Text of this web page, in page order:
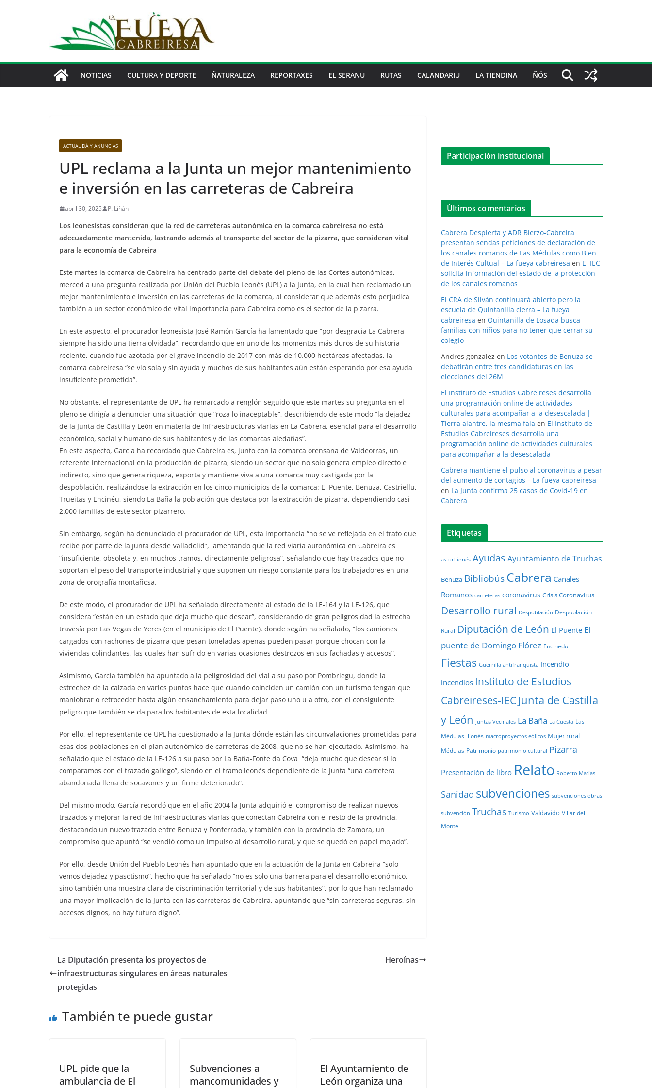
NOTICIAS CULTURA Y DEPORTE ÑATURALEZA REPORTAXES EL SERANU RUTAS CALANDARIU LA TIENDINA ÑÓS
ACTUALIDÁ Y ANUNCIAS
UPL reclama a la Junta un mejor mantenimiento
e inversión en las carreteras de Cabreira
abril 30, 2025 P. Liñán
Los leonesistas consideran que la red de carreteras autonómica en la comarca cabreiresa no está
adecuadamente mantenida, lastrando además al transporte del sector de la pizarra, que consideran vital
para la economía de Cabreira
Este martes la comarca de Cabreira ha centrado parte del debate del pleno de las Cortes autonómicas,
merced a una pregunta realizada por Unión del Pueblo Leonés (UPL) a la Junta, en la cual han reclamado un
mejor mantenimiento e inversión en las carreteras de la comarca, al considerar que además esto perjudica
también a un sector económico de vital importancia para Cabreira como es el sector de la pizarra.
En este aspecto, el procurador leonesista José Ramón García ha lamentado que “por desgracia La Cabrera
siempre ha sido una tierra olvidada”, recordando que en uno de los momentos más duros de su historia
reciente, cuando fue azotada por el grave incendio de 2017 con más de 10.000 hectáreas afectadas, la
comarca cabreiresa “se vio sola y sin ayuda y muchos de sus habitantes aún están esperando por esa ayuda
insuficiente prometida”.
No obstante, el representante de UPL ha remarcado a renglón seguido que este martes su pregunta en el
pleno se dirigía a denunciar una situación que “roza lo inaceptable”, describiendo de este modo “la dejadez
de la Junta de Castilla y León en materia de infraestructuras viarias en La Cabrera, esencial para el desarrollo
económico, social y humano de sus habitantes y de las comarcas aledañas”.
En este aspecto, García ha recordado que Cabreira es, junto con la comarca orensana de Valdeorras, un
referente internacional en la producción de pizarra, siendo un sector que no solo genera empleo directo e
indirecto, sino que genera riqueza, exporta y mantiene viva a una comarca muy castigada por la
despoblación, realizándose la extracción en los cinco municipios de la comarca: El Puente, Benuza, Castriellu,
Trueitas y Encinéu, siendo La Baña la población que destaca por la extracción de pizarra, dependiendo casi
2.000 familias de este sector pizarrero.
Sin embargo, según ha denunciado el procurador de UPL, esta importancia “no se ve reflejada en el trato que
recibe por parte de la Junta desde Valladolid”, lamentando que la red viaria autonómica en Cabreira es
“insuficiente, obsoleta y, en muchos tramos, directamente peligrosa”, señalando que hay trazados que no
soportan el peso del transporte industrial y que suponen un riesgo constante para los trabajadores en una
zona de orografía montañosa.
De este modo, el procurador de UPL ha señalado directamente al estado de la LE-164 y la LE-126, que
considera “están en un estado que deja mucho que desear”, considerando de gran peligrosidad la estrecha
travesía por Las Vegas de Yeres (en el municipio de El Puente), donde según ha señalado, “los camiones
cargados con rachones de pizarra que pesan toneladas apenas pueden pasar porque chocan con la
viviendas colindantes, las cuales han sufrido en varias ocasiones destrozos en sus fachadas y accesos”.
Asimismo, García también ha apuntado a la peligrosidad del vial a su paso por Pombriegu, donde la
estrechez de la calzada en varios puntos hace que cuando coinciden un camión con un turismo tengan que
maniobrar o retroceder hasta algún ensanchamiento para dejar paso uno u a otro, con el consiguiente
peligro que también se da para los habitantes de esta localidad.
Por ello, el representante de UPL ha cuestionado a la Junta dónde están las circunvalaciones prometidas para
esas dos poblaciones en el plan autonómico de carreteras de 2008, que no se han ejecutado. Asimismo, ha
señalado que el estado de la LE-126 a su paso por La Baña-Fonte da Cova “deja mucho que desear si lo
comparamos con el trazado gallego”, siendo en el tramo leonés dependiente de la Junta “una carretera
abandonada llena de socavones y un firme deteriorado”.
Del mismo modo, García recordó que en el año 2004 la Junta adquirió el compromiso de realizar nuevos
trazados y mejorar la red de infraestructuras viarias que conectan Cabreira con el resto de la provincia,
destacando un nuevo trazado entre Benuza y Ponferrada, y también con la provincia de Zamora, un
compromiso que apuntó “se vendió como un impulso al desarrollo rural, y que se quedó en papel mojado”.
Por ello, desde Unión del Pueblo Leonés han apuntado que en la actuación de la Junta en Cabreira “solo
vemos dejadez y pasotismo”, hecho que ha señalado “no es solo una barrera para el desarrollo económico,
sino también una muestra clara de discriminación territorial y de sus habitantes”, por lo que han reclamado
una mayor implicación de la Junta con las carreteras de Cabreira, apuntando que “sin carreteras seguras, sin
accesos dignos, no hay futuro digno”.
La Diputación presenta los proyectos de
infraestructuras singulares en áreas naturales
protegidas
Heroínas
También te puede gustar
UPL pide que la
ambulancia de El
Subvenciones a
mancomunidades y
El Ayuntamiento de
León organiza una
Participación institucional
Últimos comentarios
Cabrera Despierta y ADR Bierzo-Cabreira
presentan sendas peticiones de declaración de
los canales romanos de Las Médulas como Bien
de Interés Cultual – La fueya cabreiresa en El IEC
solicita información del estado de la protección
de los canales romanos
El CRA de Silván continuará abierto pero la
escuela de Quintanilla cierra – La fueya
cabreiresa en Quintanilla de Losada busca
familias con niños para no tener que cerrar su
colegio
Andres gonzalez en Los votantes de Benuza se
debatirán entre tres candidaturas en las
elecciones del 26M
El Instituto de Estudios Cabreireses desarrolla
una programación online de actividades
culturales para acompañar a la desescalada |
Tierra alantre, la mesma fala en El Instituto de
Estudios Cabreireses desarrolla una
programación online de actividades culturales
para acompañar a la desescalada
Cabrera mantiene el pulso al coronavirus a pesar
del aumento de contagios – La fueya cabreiresa
en La Junta confirma 25 casos de Covid-19 en
Cabrera
Etiquetas
asturllionés Ayudas Ayuntamiento de Truchas
Benuza BibliobúsCabrera Canales
Romanos carreteras coronavirus Crisis Coronavirus
Desarrollo rural Despoblación Despoblación
Rural Diputación de León El Puente El
puente de Domingo Flórez Encinedo
Fiestas Guerrilla antifranquista Incendio
incendios Instituto de Estudios
Cabreireses-IEC Junta de Castilla
y León Juntas Vecinales La Baña La Cuesta Las
Médulas llionés macroproyectos eólicos Mujer rural
Médulas Patrimonio patrimonio cultural Pizarra
Presentación de libro Relato Roberto Matías
Sanidad subvenciones subvenciones obras
subvención Truchas Turismo Valdavido Villar del
Monte